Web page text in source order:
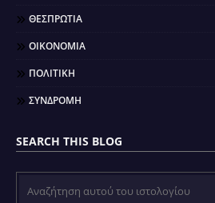
ΘΕΣΠΡΩΤΙΑ
ΟΙΚΟΝΟΜΙΑ
ΠΟΛΙΤΙΚΗ
ΣΥΝΔΡΟΜΗ
SEARCH THIS BLOG